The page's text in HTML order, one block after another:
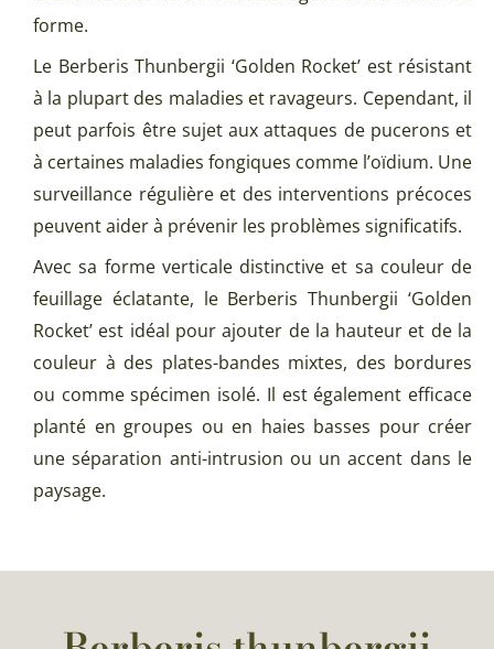
forme.
Le Berberis Thunbergii ‘Golden Rocket’ est résistant
à la plupart des maladies et ravageurs. Cependant, il
peut parfois être sujet aux attaques de pucerons et
à certaines maladies fongiques comme l’oïdium. Une
surveillance régulière et des interventions précoces
peuvent aider à prévenir les problèmes significatifs.
Avec sa forme verticale distinctive et sa couleur de
feuillage éclatante, le Berberis Thunbergii ‘Golden
Rocket’ est idéal pour ajouter de la hauteur et de la
couleur à des plates-bandes mixtes, des bordures
ou comme spécimen isolé. Il est également efficace
planté en groupes ou en haies basses pour créer
une séparation anti-intrusion ou un accent dans le
paysage.